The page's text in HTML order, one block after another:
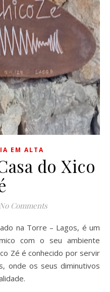
EM ALTA
do Xico
No Comments
na Torre – Lagos, é um
com o seu ambiente
Zé é conhecido por servir
onde os seus diminutivos